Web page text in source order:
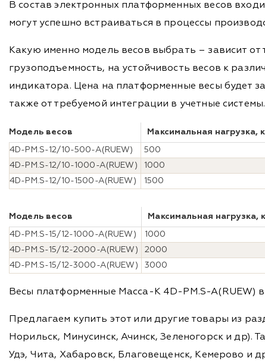
В состав электронных платформенных весов
могут успешно встраиваться в процессы
Какую именно модель весов выбрать – зависит от
грузоподъемность, на устойчивость весов к
индикатора. Цена на платформенные весы будет
также от требуемой интеграции в учетные системы.
Модель весов Максимальная нагрузка,
4D-PM.S-12/10-500-A(RUEW) 500
4D-PM.S-12/10-1000-A(RUEW)
1000
4D-PM.S-12/10-1500-A(RUEW)
1500
Модель весов Максимальная нагрузка,
4D-PM.S-15/12-1000-A(RUEW) 1000
4D-PM.S-15/12-2000-A(RUEW)
2000
4D-PM.S-15/12-3000-A(RUEW)
3000
Весы платформенные Масса-К 4D-PM.S-A(RUEW)
Предлагаем купить этот или другие товары из
Норильск, Минусинск, Ачинск, Зеленогорск и др).
Удэ, Чита, Хабаровск, Благовещенск, Кемерово и